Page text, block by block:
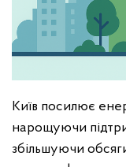
Київ посилює
нарощуючи
збільшуючи